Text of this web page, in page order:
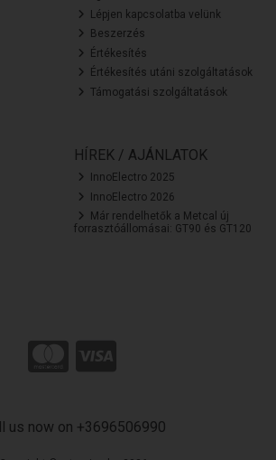
Lépjen kapcsolatba velünk
Beszerzés
Értékesítés
Értékesítés utáni szolgáltatások
Támogatási szolgáltatások
HÍREK / AJÁNLATOK
InnoElectro 2025
InnoElectro 2026
Már rendelhetők a Metcal új
forrasztóállomásai: GT90 és GT120
us now on +3696506990